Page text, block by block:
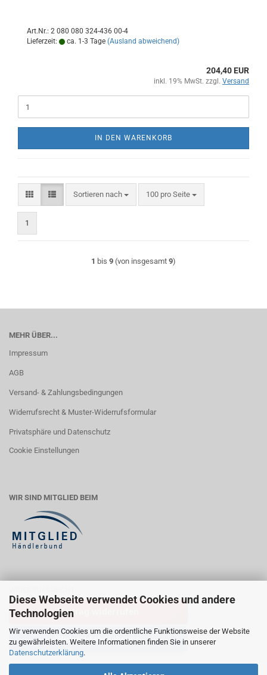
Diese Webseite verwendet Cookies und andere
Technologien
Wir verwenden Cookies um die ordentliche Funktionsweise der Website
zu gewährleisten. Weitere Informationen finden Sie in unserer
Datenschutzerklärung.
Art.Nr.: 2 080 080 324-436 00-4
Lieferzeit:
ca. 1-3 Tage (Ausland abweichend)
204,40 EUR
inkl. 19% MwSt. zzgl. Versand
IN DEN WARENKORB
Sortieren nach
Sortieren nach 100 pro Seite
pro Seite
1
1 bis 9 (von insgesamt 9)
MEHR ÜBER...
Impressum
AGB
Versand- & Zahlungsbedingungen
Widerrufsrecht & Muster-Widerrufsformular
Privatsphäre und Datenschutz
Cookie Einstellungen
WIR SIND MITGLIED BEIM
Vertrag widerrufen
Widerrufsbelehrung